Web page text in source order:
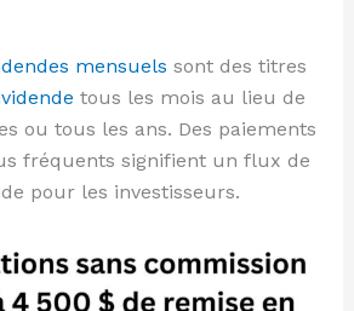
mensuels sont des titres
tous les mois au lieu de
ou tous les ans. Des paiements
fréquents signifient un flux de
pour les investisseurs.